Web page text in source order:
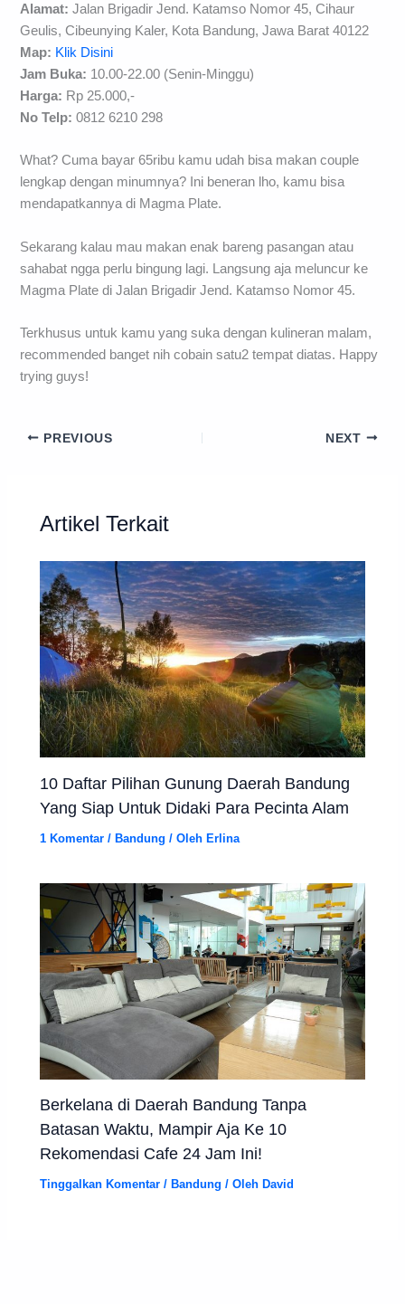
Alamat: Jalan Brigadir Jend. Katamso Nomor 45, Cihaur
Geulis, Cibeunying Kaler, Kota Bandung, Jawa Barat 40122
Map: Klik Disini
Jam Buka: 10.00-22.00 (Senin-Minggu)
Harga: Rp 25.000,-
No Telp: 0812 6210 298
What? Cuma bayar 65ribu kamu udah bisa makan couple
lengkap dengan minumnya? Ini beneran lho, kamu bisa
mendapatkannya di Magma Plate.
Sekarang kalau mau makan enak bareng pasangan atau
sahabat ngga perlu bingung lagi. Langsung aja meluncur ke
Magma Plate di Jalan Brigadir Jend. Katamso Nomor 45.
Terkhusus untuk kamu yang suka dengan kulineran malam,
recommended banget nih cobain satu2 tempat diatas. Happy
trying guys!
PREVIOUS NEXT
Artikel Terkait
10 Daftar Pilihan Gunung Daerah Bandung
Yang Siap Untuk Didaki Para Pecinta Alam
1 Komentar /Bandung / OlehErlina
Berkelana di Daerah Bandung Tanpa
Batasan Waktu, Mampir Aja Ke 10
Rekomendasi Cafe 24 Jam Ini!
Tinggalkan Komentar / Bandung / Oleh David